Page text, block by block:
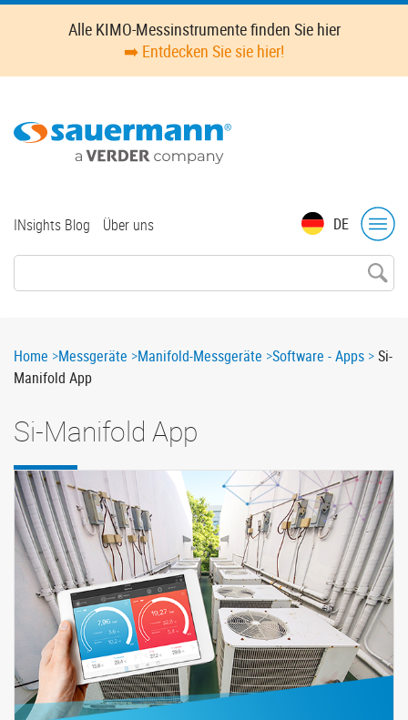
Skip
content
Alle KIMO-Messinstrumente finden Sie hier
➡️ Entdecken Sie sie hier!
DE
Top
INsights Blog Über uns
Breadcrumb
Home Messgeräte Manifold-Messgeräte Software - Apps
Si-
Manifold App
Si-Manifold App